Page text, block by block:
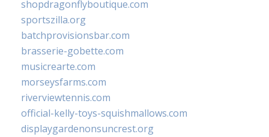
shopdragonflyboutique.com
sportszilla.org
batchprovisionsbar.com
brasserie-gobette.com
musicrearte.com
morseysfarms.com
riverviewtennis.com
official-kelly-toys-squishmallows.com
displaygardenonsuncrest.org